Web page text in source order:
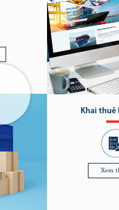
Khai thuê Hải quan